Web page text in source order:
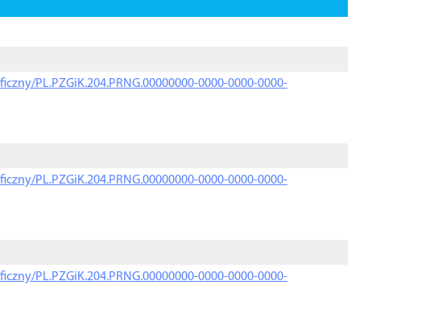
PL.PZGiK.204.PRNG.00000000-0000-0000-0000-
PL.PZGiK.204.PRNG.00000000-0000-0000-0000-
PL.PZGiK.204.PRNG.00000000-0000-0000-0000-